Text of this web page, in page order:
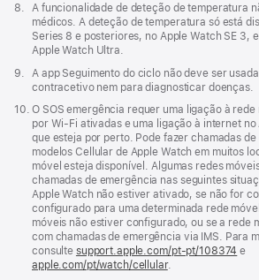
Nota
rodapé
8.
A funcionalidade de deteção de temperatura
médicos. A deteção de temperatura só está
Series 8 e posteriores, no Apple Watch SE 3,
Apple Watch Ultra.
Nota
9.
A app Seguimento do ciclo não deve ser
contracetivo nem para diagnosticar doenças.
Nota
rodapé
10. O SOS emergência requer uma ligação à rede
por Wi‑Fi ativadas e uma ligação à internet
que esteja por perto. Pode fazer chamadas
modelos Cellular de Apple Watch em muitos
móvel esteja disponível. Algumas redes
chamadas de emergência nas seguintes
Apple Watch não estiver ativado, se não for
configurado para uma determinada rede
móveis não estiver configurado, ou se a rede
com chamadas de emergência via IMS. Para
consulte support.apple.com/pt-pt/108374 (abre
e
apple.com/pt/watch/cellular.